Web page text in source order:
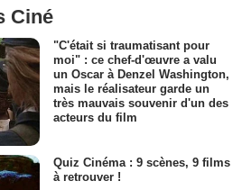
Ciné
"C'était si traumatisant pour
moi" : ce chef-d'œuvre a valu
un Oscar à Denzel Washington,
mais le réalisateur garde un
très mauvais souvenir d'un des
acteurs du film
Quiz Cinéma : 9 scènes, 9 films
à retrouver !